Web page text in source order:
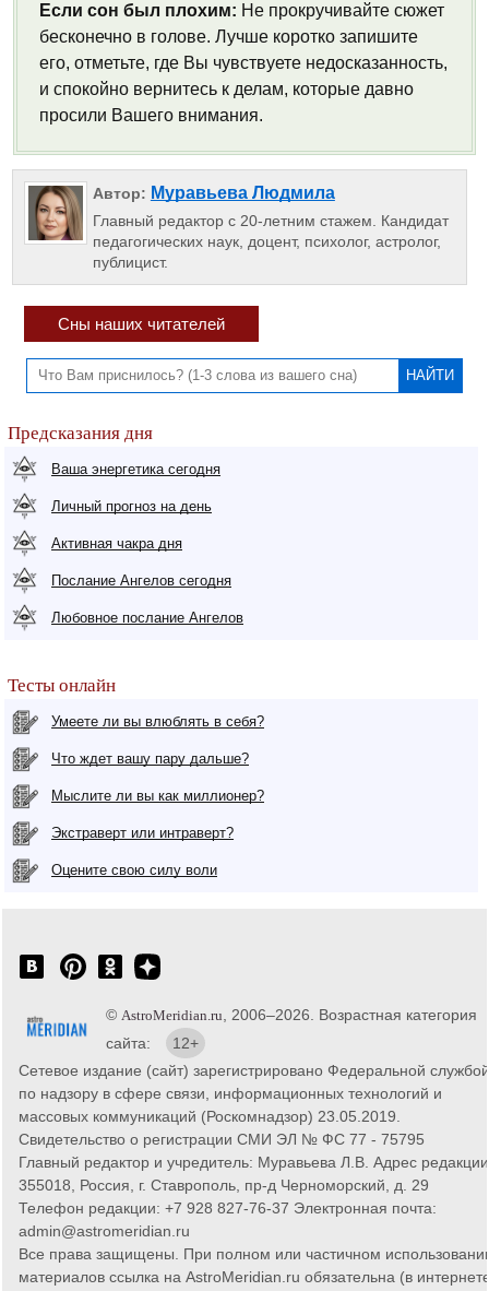
Если сон был плохим: Не прокручивайте сюжет
бесконечно в голове. Лучше коротко запишите
его, отметьте, где Вы чувствуете недосказанность,
и спокойно вернитесь к делам, которые давно
просили Вашего внимания.
Автор: Муравьева Людмила
Главный редактор с 20-летним стажем. Кандидат
педагогических наук, доцент, психолог, астролог,
публицист.
Сны наших читателей
Предсказания дня
Ваша энергетика сегодня
Личный прогноз на день
Активная чакра дня
Послание Ангелов сегодня
Любовное послание Ангелов
Тесты онлайн
Умеете ли вы влюблять в себя?
Что ждет вашу пару дальше?
Мыслите ли вы как миллионер?
Экстраверт или интраверт?
Оцените свою силу воли
© AstroMeridian.ru , 2006–2026. Возрастная категория
сайта:
12+
Сетевое издание (сайт) зарегистрировано Федеральной службой
по надзору в сфере связи, информационных технологий и
массовых коммуникаций (Роскомнадзор) 23.05.2019.
Свидетельство о регистрации СМИ ЭЛ № ФС 77 - 75795
Главный редактор и учредитель: Муравьева Л.В. Адрес
355018, Россия, г. Ставрополь, пр-д Черноморский, д. 29
Телефон редакции: +7 928 827-76-37 Электронная почта:
admin@astromeridian.ru
Все права защищены. При полном или частичном
материалов ссылка на AstroMeridian.ru обязательна (в